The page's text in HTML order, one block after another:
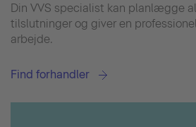
Din VVS specialist kan planlægge
tilslutninger og giver en
arbejde.
Find forhandler